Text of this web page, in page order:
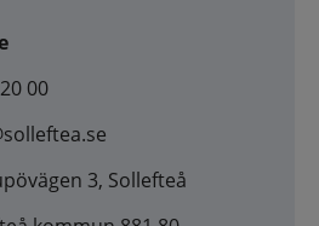
00
3, Sollefteå